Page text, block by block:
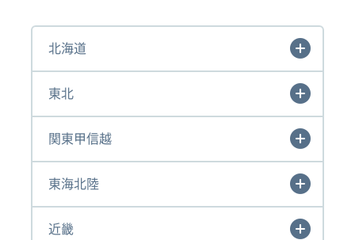
北海道
東北
関東甲信越
東海北陸
近畿